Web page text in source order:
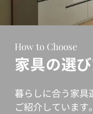
How to Choose
家具の選
暮らしに合う家具
ご紹介しています。